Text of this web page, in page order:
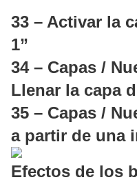
33 – Activar la
1”
34 – Capas /
Llenar la capa
35 – Capas /
a partir de una
Efectos de los